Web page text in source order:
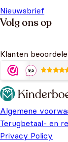
Nieuwsbrief
Volg ons op
Klanten
Algemene
Terugbetaal- en
Privacy Policy